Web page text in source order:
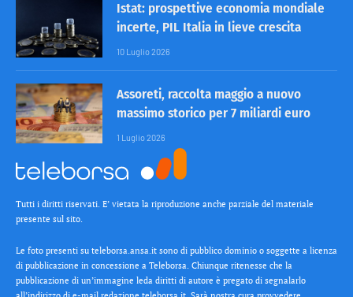
Istat: prospettive economia mondiale
incerte, PIL Italia in lieve crescita
10 Luglio 2026
Assoreti, raccolta maggio a nuovo
massimo storico per 7 miliardi euro
1 Luglio 2026
Tutti i diritti riservati. E’ vietata la riproduzione anche parziale del materiale
presente sul sito.
Le foto presenti su teleborsa.ansa.it sono di pubblico dominio o soggette a licenza
di pubblicazione in concessione a Teleborsa. Chiunque ritenesse che la
pubblicazione di un’immagine leda diritti di autore è pregato di segnalarlo